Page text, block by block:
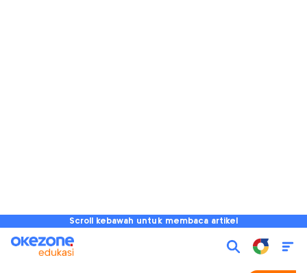
Scroll kebawah untuk membaca artikel